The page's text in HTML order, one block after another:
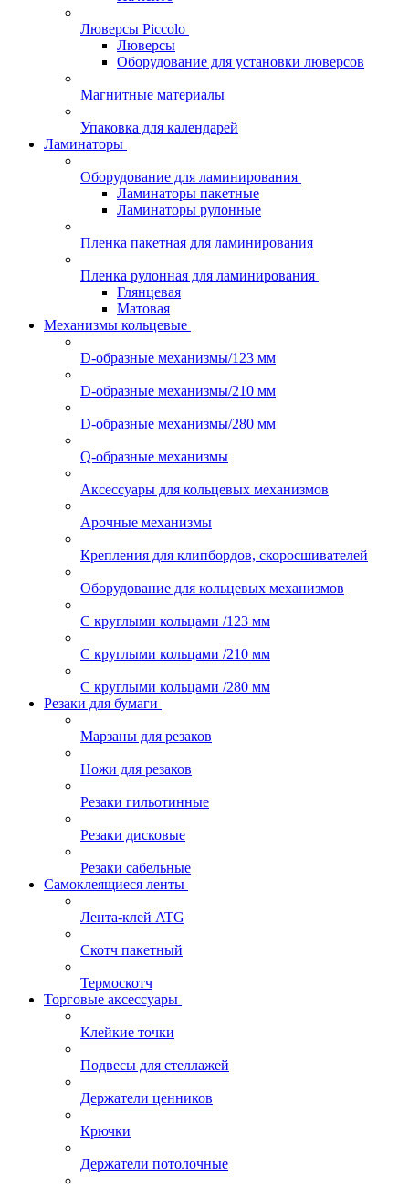
Люверсы Piccolo
Люверсы
Оборудование для установки люверсов
Магнитные материалы
Упаковка для календарей
Ламинаторы
Оборудование для ламинирования
Ламинаторы пакетные
Ламинаторы рулонные
Пленка пакетная для ламинирования
Пленка рулонная для ламинирования
Глянцевая
Матовая
Механизмы кольцевые
D-образные механизмы/123 мм
D-образные механизмы/210 мм
D-образные механизмы/280 мм
Q-образные механизмы
Аксессуары для кольцевых механизмов
Арочные механизмы
Крепления для клипбордов, скоросшивателей
Оборудование для кольцевых механизмов
С круглыми кольцами /123 мм
С круглыми кольцами /210 мм
С круглыми кольцами /280 мм
Резаки для бумаги
Марзаны для резаков
Ножи для резаков
Резаки гильотинные
Резаки дисковые
Резаки сабельные
Самоклеящиеся ленты
Лента-клей ATG
Скотч пакетный
Термоскотч
Торговые аксессуары
Клейкие точки
Подвесы для стеллажей
Держатели ценников
Крючки
Держатели потолочные